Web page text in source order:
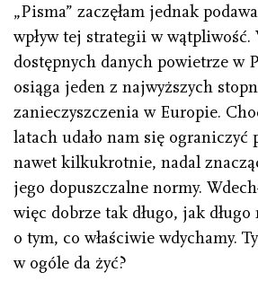
„Pisma” zaczęłam jednak
wpływ tej strategii w wątpliwość.
dostępnych danych powietrze w
osiąga jeden z najwyższych
zanieczyszczenia w Europie.
latach udało nam się ograniczyć
nawet kilkukrotnie, nadal
jego dopuszczalne normy.
więc dobrze tak długo, jak
o tym, co właściwie wdychamy.
w ogóle da żyć?